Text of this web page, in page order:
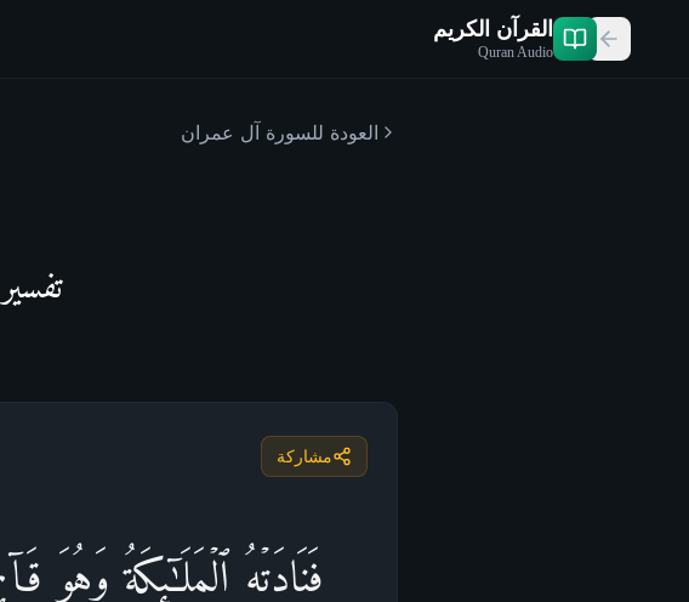
القرآن الكريم
Quran Audio
العودة للسورة آل عمران
مشاركة
فَنَادَتۡهُ ٱلۡمَلَـٰۤىِٕكَةُ وَهُوَ